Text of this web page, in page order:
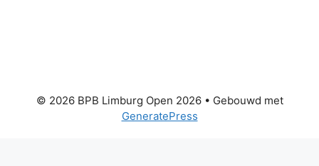
© 2026 BPB Limburg Open 2026• Gebouwd met
GeneratePress